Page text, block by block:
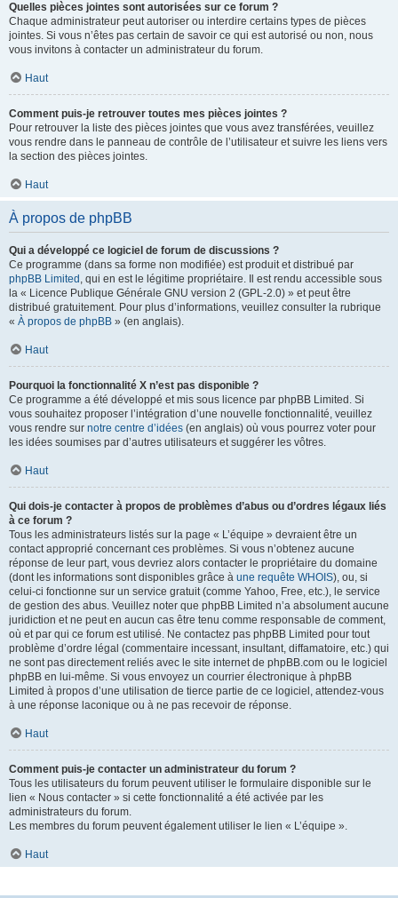
Quelles pièces jointes sont autorisées sur ce forum ?
Chaque administrateur peut autoriser ou interdire certains types de pièces
jointes. Si vous n’êtes pas certain de savoir ce qui est autorisé ou non, nous
vous invitons à contacter un administrateur du forum.
Haut
Comment puis-je retrouver toutes mes pièces jointes ?
Pour retrouver la liste des pièces jointes que vous avez transférées, veuillez
vous rendre dans le panneau de contrôle de l’utilisateur et suivre les liens vers
la section des pièces jointes.
Haut
À propos de phpBB
Qui a développé ce logiciel de forum de discussions ?
Ce programme (dans sa forme non modifiée) est produit et distribué par
phpBB Limited , qui en est le légitime propriétaire. Il est rendu accessible sous
la « Licence Publique Générale GNU version 2 (GPL-2.0) » et peut être
distribué gratuitement. Pour plus d’informations, veuillez consulter la rubrique
« À propos de phpBB » (en anglais).
Haut
Pourquoi la fonctionnalité X n’est pas disponible ?
Ce programme a été développé et mis sous licence par phpBB Limited. Si
vous souhaitez proposer l’intégration d’une nouvelle fonctionnalité, veuillez
vous rendre sur notre centre d’idées (en anglais) où vous pourrez voter pour
les idées soumises par d’autres utilisateurs et suggérer les vôtres.
Haut
Qui dois-je contacter à propos de problèmes d’abus ou d’ordres légaux liés
à ce forum ?
Tous les administrateurs listés sur la page « L’équipe » devraient être un
contact approprié concernant ces problèmes. Si vous n’obtenez aucune
réponse de leur part, vous devriez alors contacter le propriétaire du domaine
(dont les informations sont disponibles grâce à une requête WHOIS), ou, si
celui-ci fonctionne sur un service gratuit (comme Yahoo, Free, etc.), le service
de gestion des abus. Veuillez noter que phpBB Limited n’a absolument aucune
juridiction et ne peut en aucun cas être tenu comme responsable de comment,
où et par qui ce forum est utilisé. Ne contactez pas phpBB Limited pour tout
problème d’ordre légal (commentaire incessant, insultant, diffamatoire, etc.) qui
ne sont pas directement reliés avec le site internet de phpBB.com ou le logiciel
phpBB en lui-même. Si vous envoyez un courrier électronique à phpBB
Limited à propos d’une utilisation de tierce partie de ce logiciel, attendez-vous
à une réponse laconique ou à ne pas recevoir de réponse.
Haut
Comment puis-je contacter un administrateur du forum ?
Tous les utilisateurs du forum peuvent utiliser le formulaire disponible sur le
lien « Nous contacter » si cette fonctionnalité a été activée par les
administrateurs du forum.
Les membres du forum peuvent également utiliser le lien « L’équipe ».
Haut